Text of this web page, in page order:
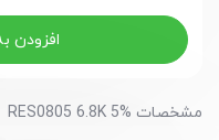
افزودن
مشخصات RES0805 6.8K 5%